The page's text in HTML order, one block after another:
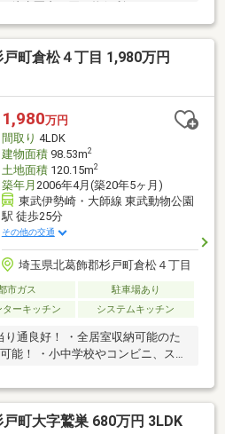
町倉松４丁目 1,980万円
1,980万円
間取り 4LDK
建物面積98.53m2
土地面積120.15m2
築年月 2006年4月(築20年5ヶ月)
東武伊勢崎・大師線 東武動物公園
駅 徒歩25分
その他の交通
埼玉県北葛飾郡杉戸町倉松４丁目
市ガス
駐車場あり
ターキッチン システムキッチン
室収納可能のた
能！ ・小中学校やコンビニ、スー
町大字鷲巣 680万円 3LDK